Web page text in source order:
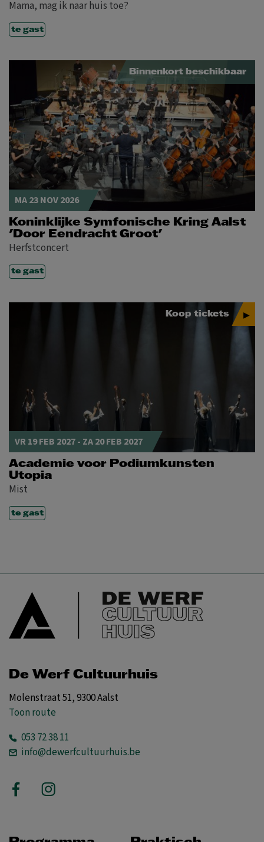
Mama, mag ik naar huis toe?
te gast
Binnenkort beschikbaar
MA 23 NOV 2026
Koninklijke Symfonische Kring Aalst
'Door Eendracht Groot'
Herfstconcert
te gast
Koop tickets
VR 19 FEB 2027- ZA 20 FEB 2027
Academie voor Podiumkunsten
Utopia
Mist
te gast
De Werf Cultuurhuis
Molenstraat 51, 9300 Aalst
Toon route
053 72 38 11
info@dewerfcultuurhuis.be